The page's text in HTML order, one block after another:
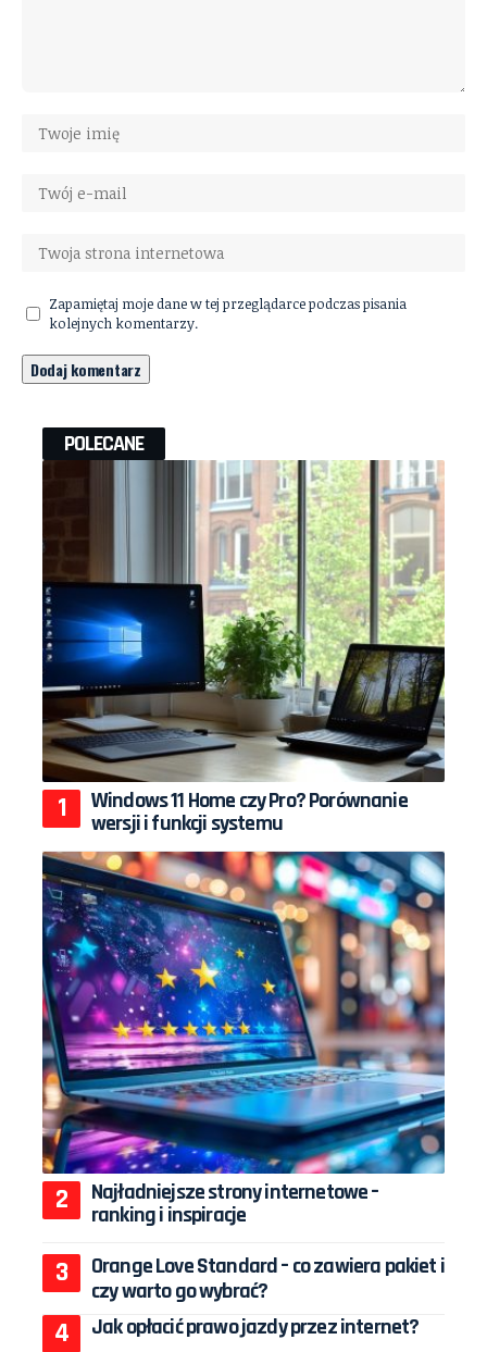
Zapamiętaj moje dane w tej przeglądarce podczas pisania
kolejnych komentarzy.
POLECANE
Windows 11 Home czy Pro? Porównanie
wersji i funkcji systemu
Najładniejsze strony internetowe –
ranking i inspiracje
Orange Love Standard – co zawiera pakiet i
czy warto go wybrać?
Jak opłacić prawo jazdy przez internet?